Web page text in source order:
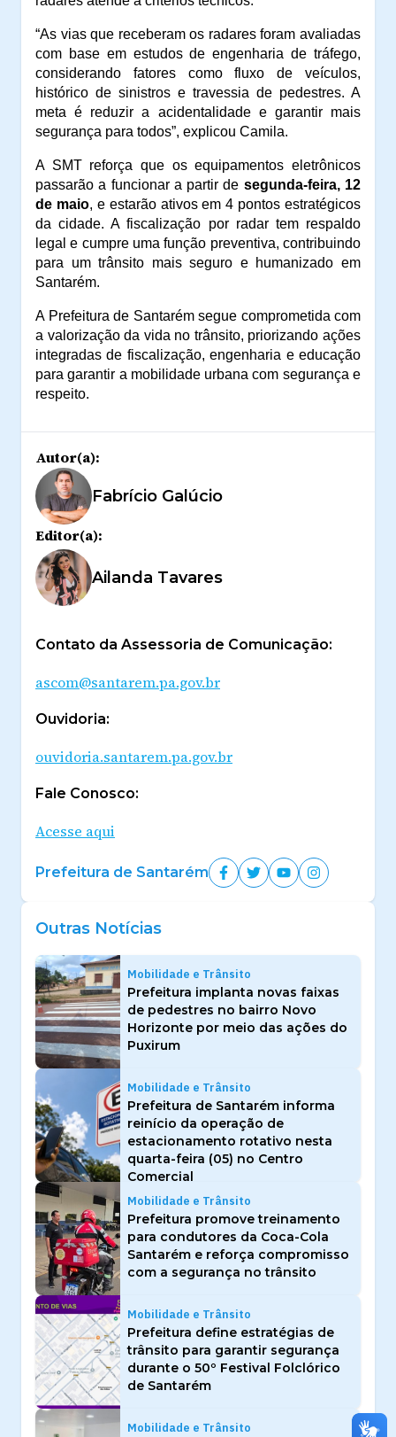
“As vias que receberam os radares foram avaliadas
com base em estudos de engenharia de tráfego,
considerando fatores como fluxo de veículos,
histórico de sinistros e travessia de pedestres. A
meta é reduzir a acidentalidade e garantir mais
segurança para todos”, explicou Camila.
A SMT reforça que os equipamentos eletrônicos
passarão a funcionar a partir de segunda-feira, 12
de maio, e estarão ativos em 4 pontos estratégicos
da cidade. A fiscalização por radar tem respaldo
legal e cumpre uma função preventiva, contribuindo
para um trânsito mais seguro e humanizado em
Santarém.
A Prefeitura de Santarém segue comprometida com
a valorização da vida no trânsito, priorizando ações
integradas de fiscalização, engenharia e educação
para garantir a mobilidade urbana com segurança e
respeito.
Autor(a):
Fabrício Galúcio
Editor(a):
Ailanda Tavares
Contato da Assessoria de Comunicação:
ascom@santarem.pa.gov.br
Ouvidoria:
ouvidoria.santarem.pa.gov.br
Fale Conosco:
Acesse aqui
Prefeitura de Santarém
Outras Notícias
Mobilidade e Trânsito
Prefeitura implanta novas faixas
de pedestres no bairro Novo
Horizonte por meio das ações do
Puxirum
Mobilidade e Trânsito
Prefeitura de Santarém informa
reinício da operação de
estacionamento rotativo nesta
quarta-feira (05) no Centro
Comercial
Mobilidade e Trânsito
Prefeitura promove treinamento
para condutores da Coca-Cola
Santarém e reforça compromisso
com a segurança no trânsito
Mobilidade e Trânsito
Prefeitura define estratégias de
trânsito para garantir segurança
durante o 50º Festival Folclórico
de Santarém
Mobilidade e Trânsito